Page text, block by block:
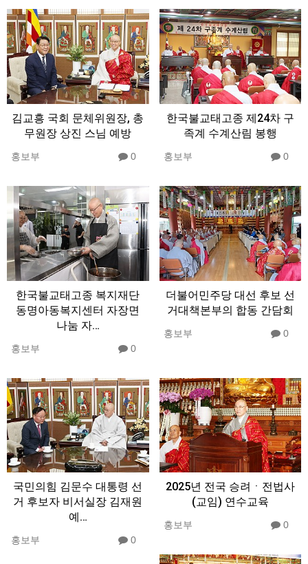
김교흥 국회 문체위원장, 총
무원장 상진 스님 예방
홍보부 0
한국불교태고종 제24차 구
족계 수계산림 봉행
홍보부 0
한국불교태고종 복지재단
동명아동복지센터 자장면
나눔 자…
홍보부 0
더불어민주당 대선 후보 선
거대책본부의 합동 간담회
홍보부 0
국민의힘 김문수 대통령 선
거 후보자 비서실장 김재원
예…
홍보부 0
2025년 전국 승려ㆍ전법사
(교임) 연수교육
홍보부 0